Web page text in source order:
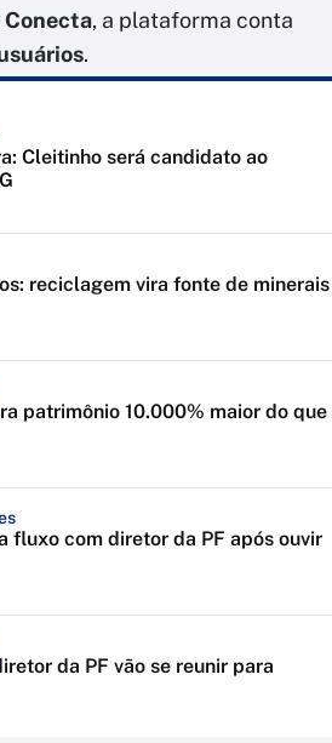
Conecta, a plataforma conta
.
Cleitinho será candidato ao
reciclagem vira fonte de minerais
patrimônio 10.000% maior do que
fluxo com diretor da PF após ouvir
da PF vão se reunir para